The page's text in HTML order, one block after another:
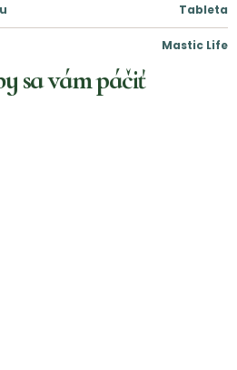
Tableta
Mastic Life
sa vám páčiť